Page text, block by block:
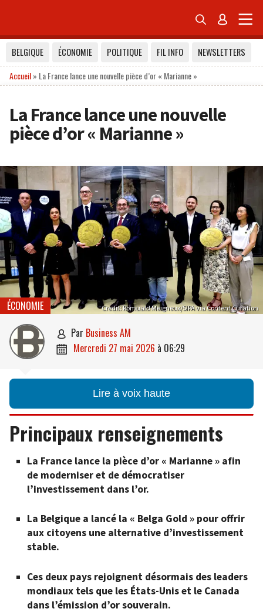
 
BELGIQUE ÉCONOMIE POLITIQUE FIL INFO
NEWSLETTERS
Accueil» La France lance une nouvelle pièce d’or « Marianne »
La France lance une nouvelle
pièce d’or « Marianne »
Credit: Romuald Meigneux/SIPA via Content Curation
ÉCONOMIE
 par Business AM
 mercredi 27 mai 2026 à 06:29
Lire à voix haute
Principaux renseignements
La France lance la pièce d’or « Marianne » afin
de moderniser et de démocratiser
l’investissement dans l’or.
La Belgique a lancé la « Belga Gold » pour offrir
aux citoyens une alternative d’investissement
stable.
Ces deux pays rejoignent désormais des leaders
mondiaux tels que les États-Unis et le Canada
dans l’émission d’or souverain.